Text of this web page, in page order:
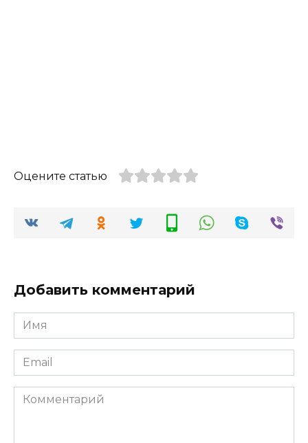
Оцените статью
Добавить комментарий
Имя
*
Email
*
Комментарий